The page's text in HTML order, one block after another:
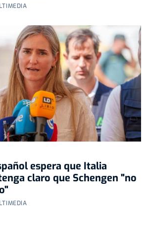
espera que Italia
claro que Schengen "no